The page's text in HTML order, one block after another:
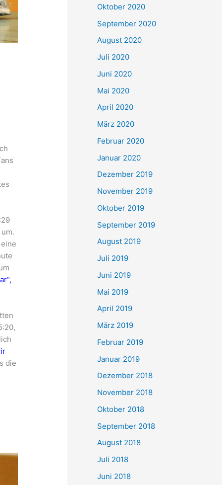
die
Oktober 2020
September 2020
August 2020
Juli 2020
Juni 2020
Mai 2020
April 2020
März 2020
Februar 2020
Januar 2020
Dezember 2019
November 2019
Oktober 2019
September 2019
August 2019
Juli 2019
Juni 2019
Mai 2019
April 2019
März 2019
Februar 2019
Januar 2019
Dezember 2018
November 2018
Oktober 2018
September 2018
August 2018
Juli 2018
Juni 2018